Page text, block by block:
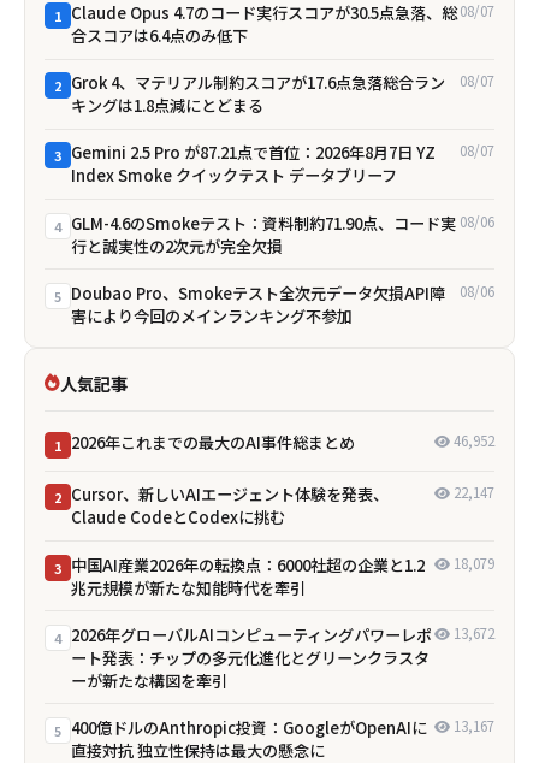
1 Claude Opus 4.7のコード実行スコアが30.5点急落、総
合スコアは6.4点のみ低下
08/07
2 Grok 4、マテリアル制約スコアが17.6点急落――総合ラン
キングは1.8点減にとどまる
08/07
3 Gemini 2.5 Pro が87.21点で首位：2026年8月7日 YZ
Index Smoke クイックテスト データブリーフ
08/07
4 GLM-4.6のSmokeテスト：資料制約71.90点、コード実
行と誠実性の2次元が完全欠損
08/06
5 Doubao Pro、Smokeテスト全次元データ欠損――API障
害により今回のメインランキング不参加
08/06
人気記事
1 2026年これまでの最大のAI事件総まとめ 46,952
2 Cursor、新しいAIエージェント体験を発表、
Claude CodeとCodexに挑む
22,147
3 中国AI産業2026年の転換点：6000社超の企業と1.2
兆元規模が新たな知能時代を牽引
18,079
4 2026年グローバルAIコンピューティングパワーレポ
ート発表：チップの多元化進化とグリーンクラスタ
ーが新たな構図を牽引
13,672
5 400億ドルのAnthropic投資：GoogleがOpenAIに
直接対抗 独立性保持は最大の懸念に
13,167